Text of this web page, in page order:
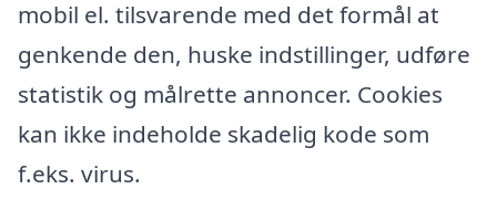
mobil el. tilsvarende med det formål at
genkende den, huske indstillinger, udføre
statistik og målrette annoncer. Cookies
kan ikke indeholde skadelig kode som
f.eks. virus.